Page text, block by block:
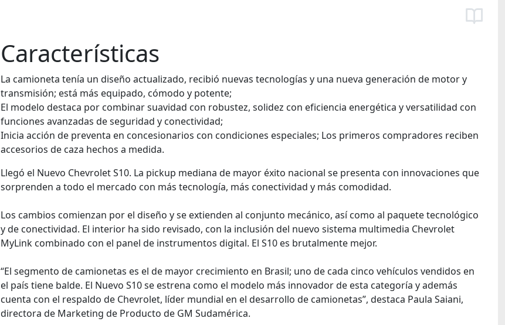
Características
La camioneta tenía un diseño actualizado, recibió nuevas tecnologías y una nueva generación de motor y
transmisión; está más equipado, cómodo y potente;
El modelo destaca por combinar suavidad con robustez, solidez con eficiencia energética y versatilidad con
funciones avanzadas de seguridad y conectividad;
Inicia acción de preventa en concesionarios con condiciones especiales; Los primeros compradores reciben
accesorios de caza hechos a medida.
Llegó el Nuevo Chevrolet S10. La pickup mediana de mayor éxito nacional se presenta con innovaciones que
sorprenden a todo el mercado con más tecnología, más conectividad y más comodidad.
Los cambios comienzan por el diseño y se extienden al conjunto mecánico, así como al paquete tecnológico
y de conectividad. El interior ha sido revisado, con la inclusión del nuevo sistema multimedia Chevrolet
MyLink combinado con el panel de instrumentos digital. El S10 es brutalmente mejor.
“El segmento de camionetas es el de mayor crecimiento en Brasil; uno de cada cinco vehículos vendidos en
el país tiene balde. El Nuevo S10 se estrena como el modelo más innovador de esta categoría y además
cuenta con el respaldo de Chevrolet, líder mundial en el desarrollo de camionetas”, destaca Paula Saiani,
directora de Marketing de Producto de GM Sudamérica.